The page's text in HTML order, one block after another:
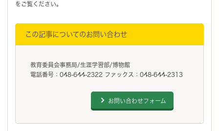
をご覧ください。
この記事についてのお問い合わせ
教育委員会事務局/生涯学習部/博物館
電話番号：048-644-2322 ファックス：048-644-2313
お問い合わせフォーム